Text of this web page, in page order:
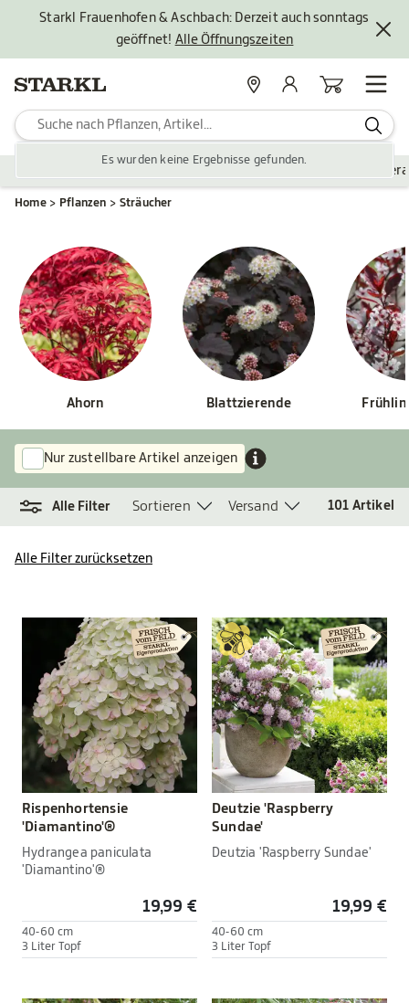
Starkl Frauenhofen & Aschbach: Derzeit auch sonntags
geöffnet! Alle Öffnungszeiten
Es wurden keine Ergebnisse gefunden.
StandorteMein KontoWarenkorb
Zubehör Gartengestaltung
Home Pflanzen Sträucher
Ahorn Blattzierende
Nur zustellbare Artikel anzeigen
Alle Filter Sortieren Versand 101 Artikel
Alle Filter zurücksetzen
Rispenhortensie
'Diamantino'®
Hydrangea paniculata
'Diamantino'®
19,99 €
40-60 cm
3 Liter Topf
Deutzie 'Raspberry
Sundae'
Deutzia 'Raspberry Sundae'
19,99 €
40-60 cm
3 Liter Topf